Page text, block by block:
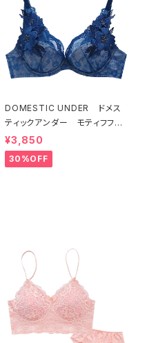
DOMESTIC UNDER ドメス
ティックアンダー モティフフル
ール ブラジャー（ブルー）D22
55
¥3,850
30%OFF